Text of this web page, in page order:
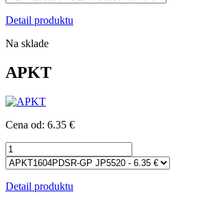
Detail produktu
Na sklade
APKT
Cena od: 6.35 €
Detail produktu